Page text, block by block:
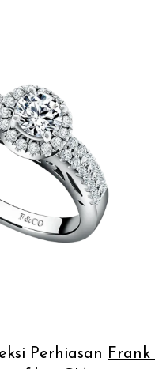
Perhiasan Frank